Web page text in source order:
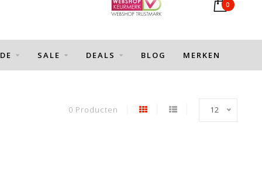
0
SALE DEALS BLOG MERKEN
0 Producten 12